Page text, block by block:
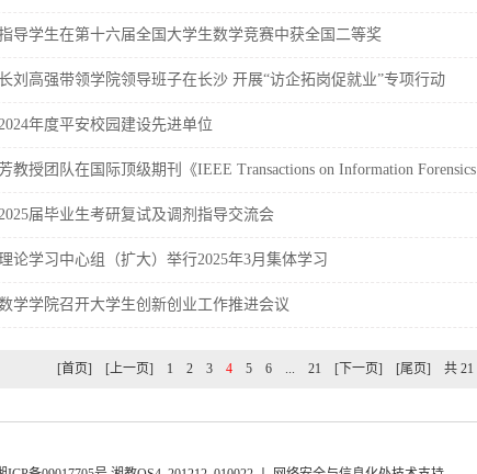
导学生在第十六届全国大学生数学竞赛中获全国二等奖
刘高强带领学院领导班子在长沙 开展“访企拓岗促就业”专项行动
年度平安校园建设先进单位
教授团队在国际顶级期刊《IEEE Transactions on Information
届毕业生考研复试及调剂指导交流会
论学习中心组（扩大）举行2025年3月集体学习
学学院召开大学生创新创业工作推进会议
[首页] [上一页] 1 2 3 4 5 6 ... 21 [下一页] [尾页] 共 21